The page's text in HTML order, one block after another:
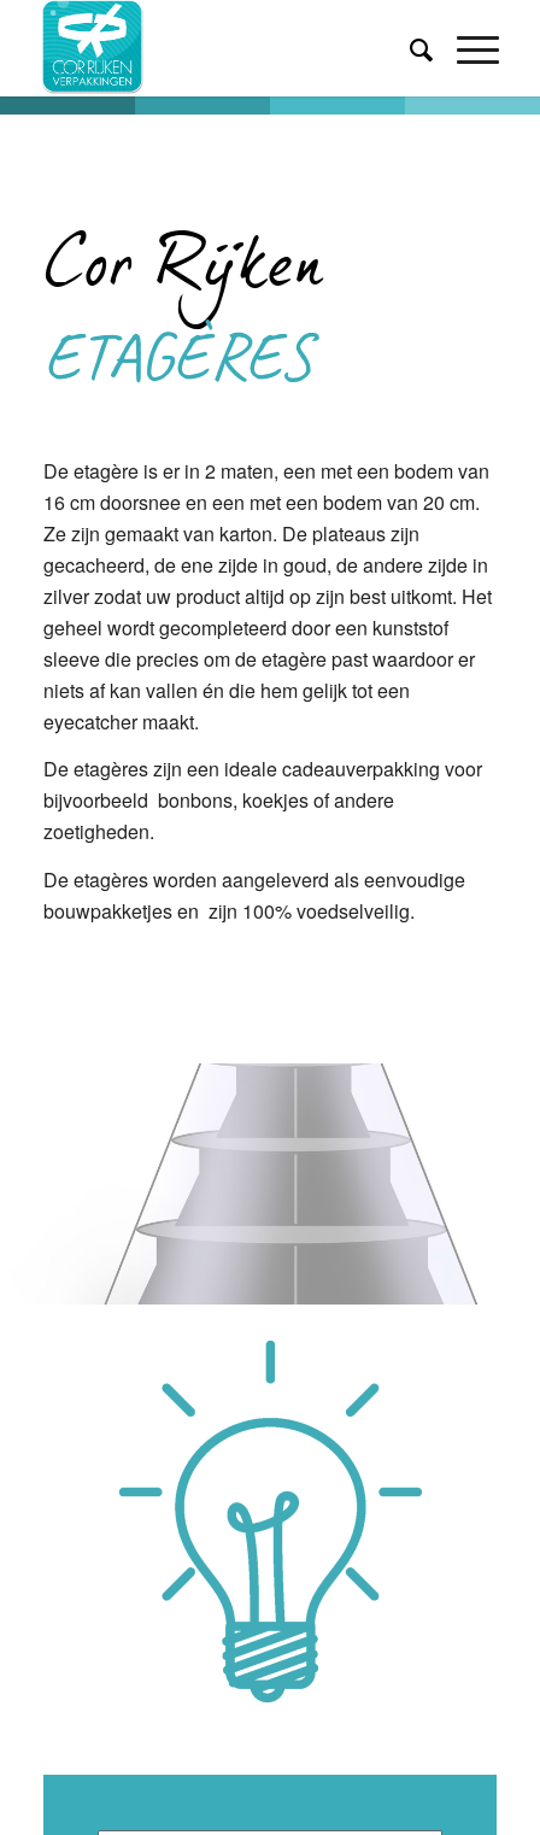
Cor Rijken
ETAGÈRES
De etagère is er in 2 maten, een met een bodem van
16 cm doorsnee en een met een bodem van 20 cm.
Ze zijn gemaakt van karton. De plateaus zijn
gecacheerd, de ene zijde in goud, de andere zijde in
zilver zodat uw product altijd op zijn best uitkomt. Het
geheel wordt gecompleteerd door een kunststof
sleeve die precies om de etagère past waardoor er
niets af kan vallen én die hem gelijk tot een
eyecatcher maakt.
De etagères zijn een ideale cadeauverpakking voor
bijvoorbeeld bonbons, koekjes of andere
zoetigheden.
De etagères worden aangeleverd als eenvoudige
bouwpakketjes en zijn 100% voedselveilig.